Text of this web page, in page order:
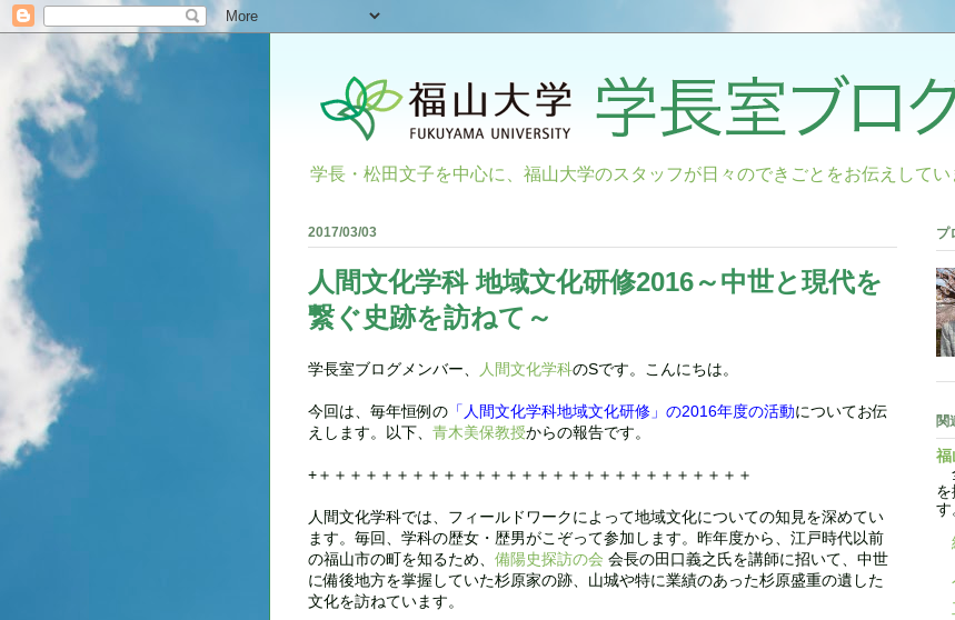
学長・松田文子を中心に、福山大学のスタッフが日々のできごとをお伝えしてい
2017/03/03
人間文化学科 地域文化研修2016～中世と現代を
繋ぐ史跡を訪ねて～
学長室ブログメンバー、 人間文化学科のSです。こんにちは。
今回は、毎年恒例の 「人間文化学科地域文化研修」 の2016年度の活動についてお伝
えします。以下、 青木美保教授からの報告です。
+＋＋＋＋＋＋＋＋＋＋＋＋＋＋＋＋＋＋＋＋＋＋＋＋＋＋＋＋
人間文化学科では、フィールドワークによって地域文化についての知見を深めてい
ます。毎回、学科の歴女・歴男がこぞって参加します。昨年度から、江戸時代以前
の福山市の町を知るため、 備陽史探訪の会 会長の田口義之氏を講師に招いて、中世
に備後地方を掌握していた杉原家の跡、山城や特に業績のあった杉原盛重の遺した
文化を訪ねています。
プ
関
福
す